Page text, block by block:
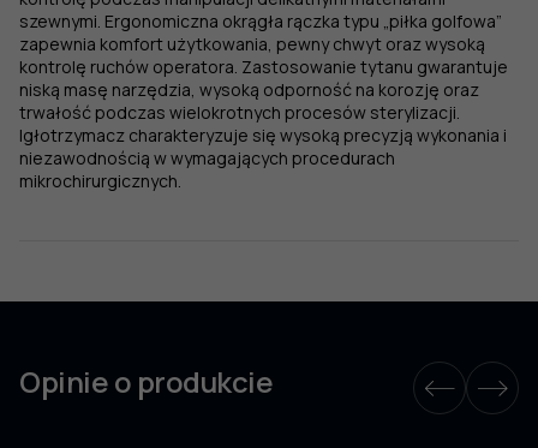
szewnymi. Ergonomiczna okrągła rączka typu „piłka golfowa”
zapewnia komfort użytkowania, pewny chwyt oraz wysoką
kontrolę ruchów operatora. Zastosowanie tytanu gwarantuje
niską masę narzędzia, wysoką odporność na korozję oraz
trwałość podczas wielokrotnych procesów sterylizacji.
Igłotrzymacz charakteryzuje się wysoką precyzją wykonania i
niezawodnością w wymagających procedurach
mikrochirurgicznych.
Opinie o produkcie